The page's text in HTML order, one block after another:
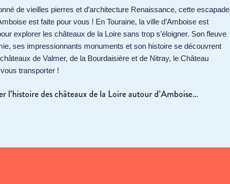
de vieilles pierres et d’architecture Renaissance, cette escapade
est faite pour vous ! En Touraine, la ville d’Amboise est
explorer les châteaux de la Loire sans trop s’éloigner. Son fleuve
ses impressionnants monuments et son histoire se découvrent
de Valmer, de la Bourdaisière et de Nitray, le Château
transporter !
l’histoire des châteaux de la Loire autour d’Amboise…